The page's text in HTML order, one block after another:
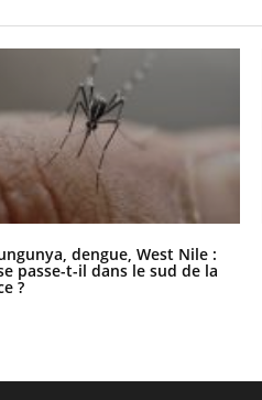
dengue, West Nile :
passe-t-il dans le sud de la
?